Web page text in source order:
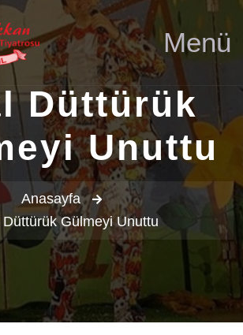
Menü
Düttürük
Unuttu
Anasayfa
Gülmeyi Unuttu